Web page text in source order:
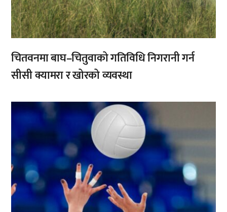
चितवनमा बाघ–चितुवाको गतिविधि निगरानी गर्न
सीसी क्यामरा र खोरको व्यवस्था
,